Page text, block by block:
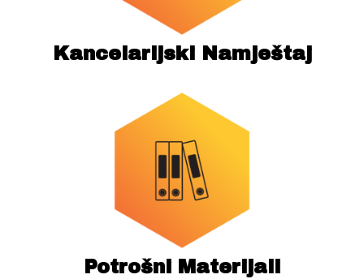
Kancelarijski Namještaj
Potrošni Materijali